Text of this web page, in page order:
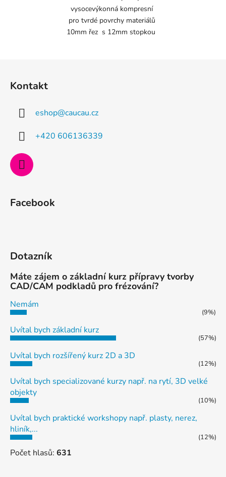
vysocevýkonná kompresní
pro tvrdé povrchy materiálů
10mm řez s 12mm stopkou
Kontakt
eshop@caucau.cz
+420 606136339
Facebook
Dotazník
Máte zájem o základní kurz přípravy tvorby
CAD/CAM podkladů pro frézování?
Nemám
(9%)
Uvítal bych základní kurz
(57%)
Uvítal bych rozšířený kurz 2D a 3D
(12%)
Uvítal bych specializované kurzy např. na rytí, 3D velké
objekty
(10%)
Uvítal bych praktické workshopy např. plasty, nerez,
hliník,...
(12%)
Počet hlasů: 631